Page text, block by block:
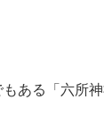
ある「六所